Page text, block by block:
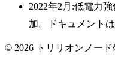
2022年2月:低電力
加。ドキュメント
© 2026 トリリオンノード